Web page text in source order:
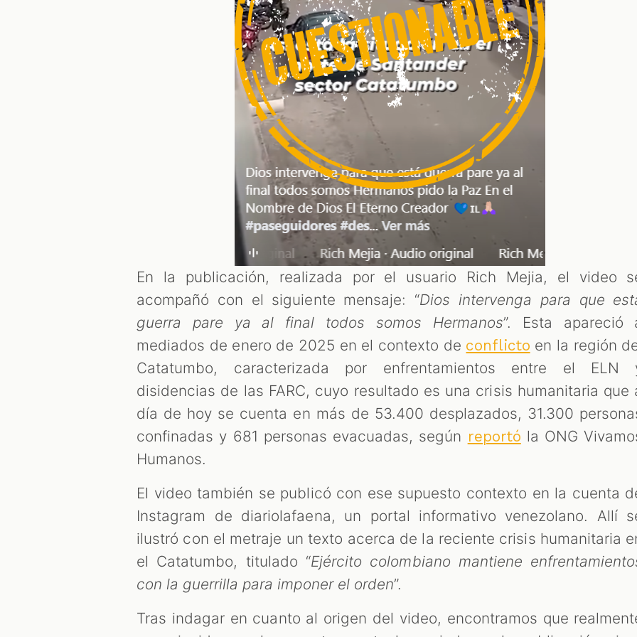
En la publicación, realizada por el usuario Rich Mejia, el video
acompañó con el siguiente mensaje: “Dios intervenga para que
guerra pare ya al final todos somos Hermanos”. Esta apareció
mediados de enero de 2025 en el contexto de conflicto en la región
Catatumbo, caracterizada por enfrentamientos entre el ELN
disidencias de las FARC, cuyo resultado es una crisis humanitaria que
día de hoy se cuenta en más de 53.400 desplazados, 31.300
confinadas y 681 personas evacuadas, según reportó la ONG
Humanos.
El video también se publicó con ese supuesto contexto en la cuenta
Instagram de diariolafaena, un portal informativo venezolano. Allí
ilustró con el metraje un texto acerca de la reciente crisis humanitaria
el Catatumbo, titulado “Ejército colombiano mantiene
con la guerrilla para imponer el orden”.
Tras indagar en cuanto al origen del video, encontramos que